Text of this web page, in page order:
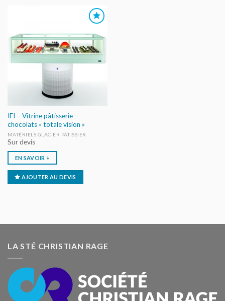
AU DEVIS
IFI – Vitrine pâtisserie –
chocolats « totale vision »
MATÉRIELS GLACIER PÂTISSIER
Sur devis
EN SAVOIR +
AJOUTER AU DEVIS
LA STÉ CHRISTIAN RAGE